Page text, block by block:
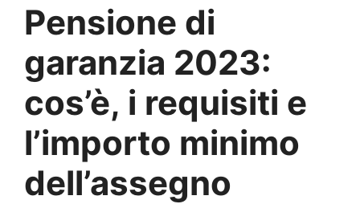
Pensione di
garanzia 2023:
cos’è, i requisiti e
l’importo minimo
dell’assegno